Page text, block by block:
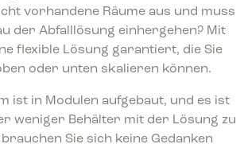
vorhandene Räume aus und muss
der Abfalllösung einhergehen? Mit
flexible Lösung garantiert, die Sie
oder unten skalieren können.
ist in Modulen aufgebaut, und es ist
weniger Behälter mit der Lösung zu
Sie sich keine Gedanken